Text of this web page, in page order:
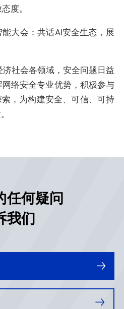
度。
社会各领域，安全问题日益
络安全专业优势，积极参与
，为构建安全、可信、可持
任何疑问
我们